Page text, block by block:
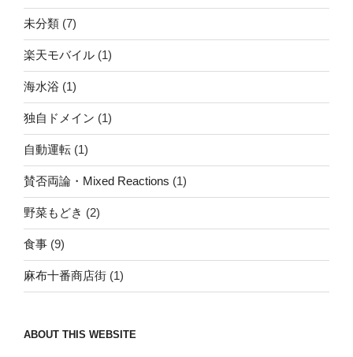
未分類 (7)
楽天モバイル (1)
海水浴 (1)
独自ドメイン (1)
自動運転 (1)
賛否両論・Mixed Reactions (1)
野菜もどき (2)
食事 (9)
麻布十番商店街 (1)
ABOUT THIS WEBSITE